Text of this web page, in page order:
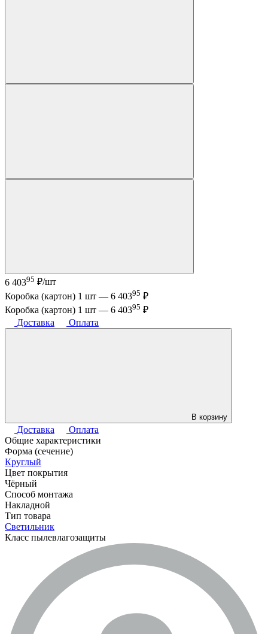
6 40395 ₽/шт
Коробка (картон) 1 шт — 6 40395 ₽
Коробка (картон) 1 шт — 6 40395 ₽
Доставка
Оплата
В корзину
Доставка
Оплата
Общие характеристики
Форма (сечение)
Круглый
Цвет покрытия
Чёрный
Способ монтажа
Накладной
Тип товара
Светильник
Класс пылевлагозащиты